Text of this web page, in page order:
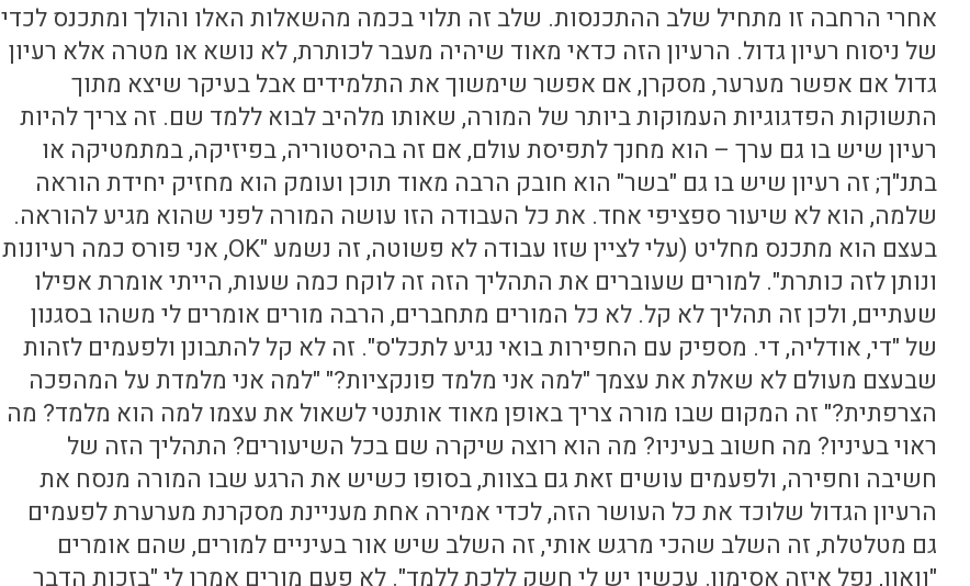
אחרי הרחבה זו מתחיל שלב ההתכנסות. שלב זה תלוי בכמה מהשאלות האלו והולך ומתכנס לכדי
של ניסוח רעיון גדול. הרעיון הזה כדאי מאוד שיהיה מעבר לכותרת, לא נושא או מטרה אלא רעיון
גדול אם אפשר מערער, מסקרן, אם אפשר שימשוך את התלמידים אבל בעיקר שיצא מתוך
התשוקות הפדגוגיות העמוקות ביותר של המורה, שאותו מלהיב לבוא ללמד שם. זה צריך להיות
רעיון שיש בו גם ערך – הוא מחנך לתפיסת עולם, אם זה בהיסטוריה, בפיזיקה, במתמטיקה או
בתנ"ך; זה רעיון שיש בו גם "בשר" הוא חובק הרבה מאוד תוכן ועומק הוא מחזיק יחידת הוראה
שלמה, הוא לא שיעור ספציפי אחד. את כל העבודה הזו עושה המורה לפני שהוא מגיע להוראה.
בעצם הוא מתכנס מחליט (עלי לציין שזו עבודה לא פשוטה, זה נשמע "OK, אני פורס כמה רעיונות
ונותן לזה כותרת". למורים שעוברים את התהליך הזה זה לוקח כמה שעות, הייתי אומרת אפילו
שעתיים, ולכן זה תהליך לא קל. לא כל המורים מתחברים, הרבה מורים אומרים לי משהו בסגנון
של "די, אודליה, די. מספיק עם החפירות בואי נגיע לתכל'ס". זה לא קל להתבונן ולפעמים לזהות
שבעצם מעולם לא שאלת את עצמך "למה אני מלמד פונקציות?" "למה אני מלמדת על המהפכה
הצרפתית?" זה המקום שבו מורה צריך באופן מאוד אותנטי לשאול את עצמו למה הוא מלמד? מה
ראוי בעיניו? מה חשוב בעיניו? מה הוא רוצה שיקרה שם בכל השיעורים? התהליך הזה של
חשיבה וחפירה, ולפעמים עושים זאת גם בצוות, בסופו כשיש את הרגע שבו המורה מנסח את
הרעיון הגדול שלוכד את כל העושר הזה, לכדי אמירה אחת מעניינת מסקרנת מערערת לפעמים
גם מטלטלת, זה השלב שהכי מרגש אותי, זה השלב שיש אור בעיניים למורים, שהם אומרים
"וואוו, נפל איזה אסימון. עכשיו יש לי חשק ללכת ללמד". לא פעם מורים אמרו לי "בזכות הדבר